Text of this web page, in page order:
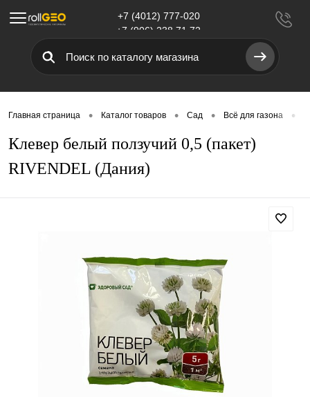
Меню
+7 (4012) 777-020
+7 (906) 238 71 72
Главная страница • Каталог товаров • Сад • Всё для газона •
Клевер белый ползучий 0,5 (пакет)
RIVENDEL (Дания)